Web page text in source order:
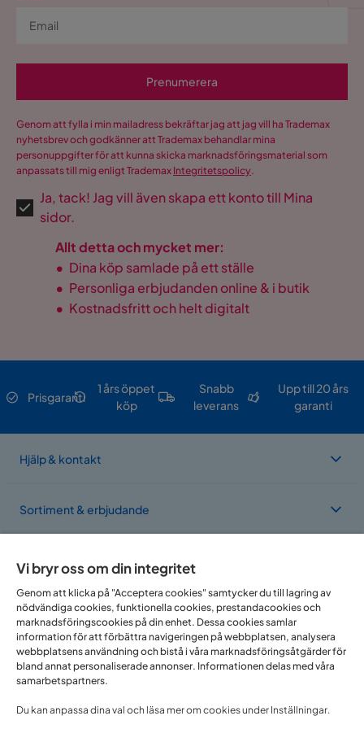
Prenumerera
Genom att fylla i min mailadress bekräftar jag att jag vill ha Trademax
nyhetsbrev och godkänner att Trademax behandlar mina
personuppgifter för att kunna skicka marknadsföringsmaterial som
anpassats till mig enligt Trademax Integritetspolicy.
Ja, tack! Jag vill även skapa ett konto till Mina
sidor.
Allt detta och mycket mer:
• Dina köp samlade på ett ställe
• Personliga erbjudanden online & i butik
• Kostnadsfritt och helt digitalt
Prisgaranti
1 års öppet
köp
Snabb
leverans
Upp till 20 års
garanti
Hjälp & kontakt
Sortiment & erbjudande
Vi finns i flera länder
Vi bryr oss om din integritet
Genom att klicka på "Acceptera cookies" samtycker du till lagring av
nödvändiga cookies, funktionella cookies, prestandacookies och
marknadsföringscookies på din enhet. Dessa cookies samlar
information för att förbättra navigeringen på webbplatsen, analysera
webbplatsens användning och bistå i våra marknadsföringsåtgärder för
bland annat personaliserade annonser. Informationen delas med våra
samarbetspartners.
Du kan anpassa dina val och läsa mer om cookies under Inställningar.